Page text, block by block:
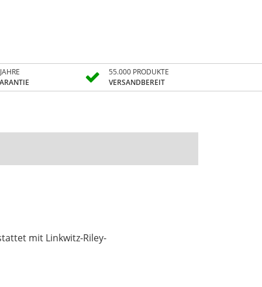
55.000 PRODUKTE
VERSANDBEREIT
mit Linkwitz-Riley-